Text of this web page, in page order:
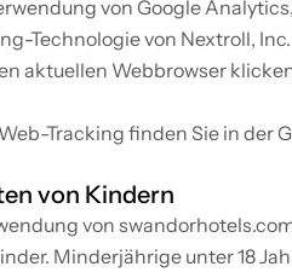
von Google
Technologie von Nextroll,
aktuellen Webbrowser
Tracking finden Sie in der
von Kindern
von
Minderjährige unter 18